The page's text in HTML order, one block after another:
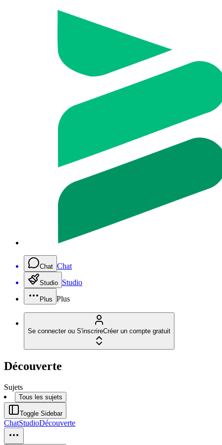
Chat Chat
Studio Studio
Plus Plus
Se connecter ou S'inscrireCréer un compte gratuit
Découverte
Sujets
Tous les sujets
Toggle Sidebar
ChatStudioDécouverte